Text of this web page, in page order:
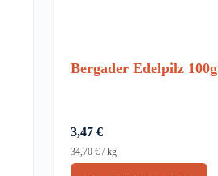
Bergader Edelpilz 100g
3,47 €
34,70 €/kg